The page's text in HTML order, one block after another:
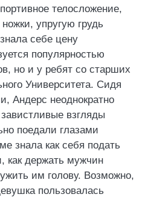
телосложение,
упругую грудь
себе цену
популярностью
но и у ребят со старших
Университета. Сидя
Андерс неоднократно
взгляды
поедали глазами
знала как себя подать
как держать мужчин
им голову. Возможно,
пользовалась